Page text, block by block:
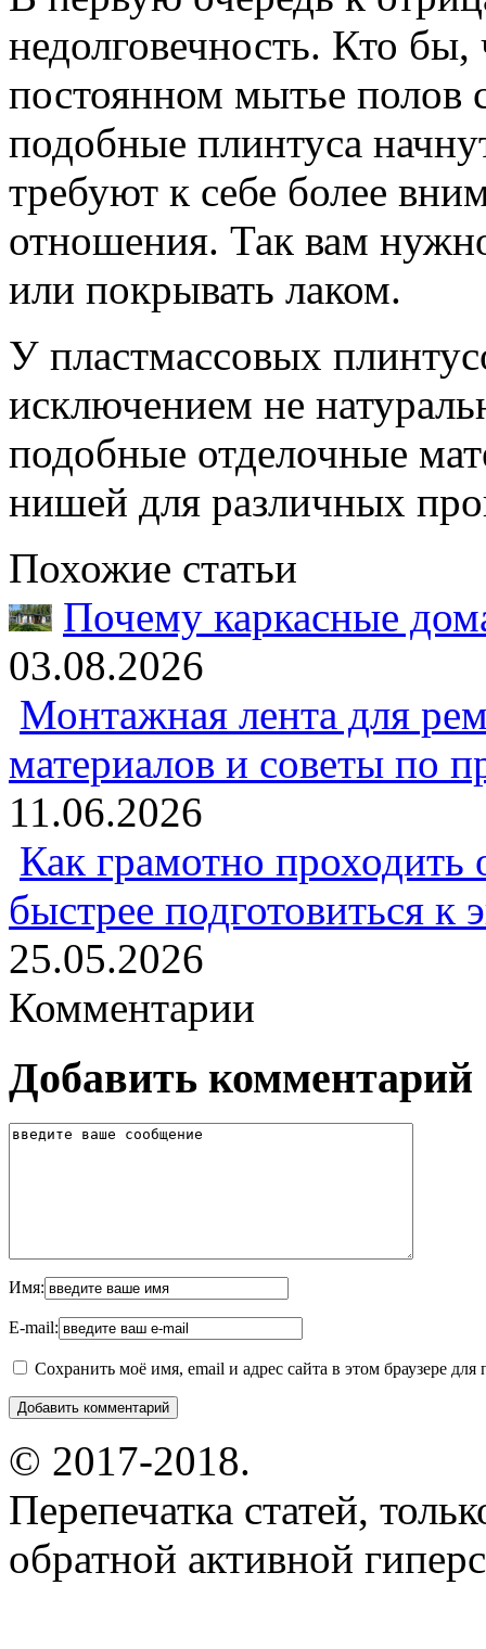
недолговечность. Кто
постоянном мытье
подобные плинтуса
требуют к себе более
отношения. Так вам
или покрывать лаком.
У пластмассовых
исключением не
подобные отделочные
нишей для различных
Похожие статьи
Почему каркасные
03.08.2026
Монтажная лента для
материалов и советы по
11.06.2026
Как грамотно проходить
быстрее подготовиться к
25.05.2026
Комментарии
Добавить комментарий
Имя:
E-mail:
Сохранить моё имя, email и адрес сайта в этом браузере
© 2017-2018.
Перепечатка статей,
обратной активной